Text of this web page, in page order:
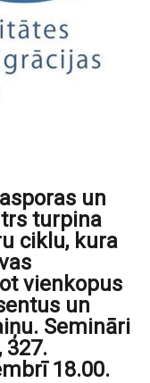
un
turpina
ciklu, kura
vienkopus
un
Semināri
327.
18.00.